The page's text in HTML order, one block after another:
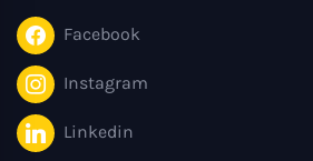
Facebook
Instagram
Linkedin